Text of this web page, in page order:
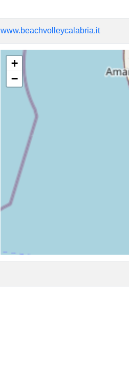
www.beachvolleycalabria.it
+
−